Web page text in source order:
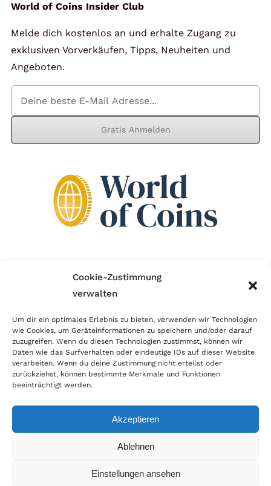
Cookie-Zustimmung
verwalten
Um dir ein optimales Erlebnis zu bieten, verwenden wir Technologien
wie Cookies, um Geräteinformationen zu speichern und/oder darauf
zuzugreifen. Wenn du diesen Technologien zustimmst, können wir
Daten wie das Surfverhalten oder eindeutige IDs auf dieser Website
verarbeiten. Wenn du deine Zustimmung nicht erteilst oder
zurückziehst, können bestimmte Merkmale und Funktionen
beeinträchtigt werden.
Akzeptieren
Ablehnen
Einstellungen ansehen
Kontakt
Mein Konto
Warenkorb
World of Coins Insider Club
Melde dich kostenlos an und erhalte Zugang zu
exklusiven Vorverkäufen, Tipps, Neuheiten und
Angeboten.
Gratis Anmelden
Wir sind Mitglied im Händlerbund!
erfolgreichen E-Commerce ein. Auch wir sind wie
viele Onlineshops im Netz Mitglied im Händlerbund
und unterstützen fairen Onlinehandel.
© Copyright 2026 | World of Coins |Impressum|Datenschutz|Cookie
|Zahlung & Versand